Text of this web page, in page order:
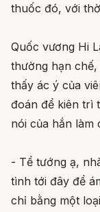
thuốc đó, với
Quốc vương Hi
thường hạn
thấy ác ý của
đoán để kiên trì
nói của hắn làm
- Tể tướng ạ,
tình tới đây để
chỉ bằng một